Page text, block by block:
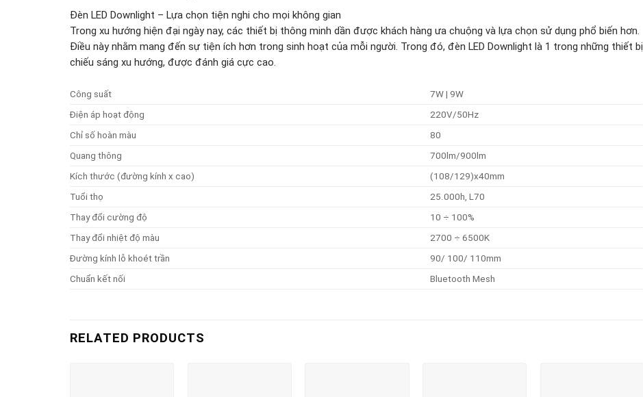
Đèn LED Downlight – Lựa chọn tiện nghi cho mọi không gian
Trong xu hướng hiện đại ngày nay, các thiết bị thông minh dần được khách hàng ưa chuộng và lựa chọn sử dụng phổ biến hơn.
Điều này nhằm mang đến sự tiện ích hơn trong sinh hoạt của mỗi người. Trong đó, đèn LED Downlight là 1 trong những thiết bị
chiếu sáng xu hướng, được đánh giá cực cao.
Công suất
7W | 9W
Điện áp hoạt động
220V/50Hz
Chỉ số hoàn màu
80
Quang thông
700lm/900lm
Kích thước (đường kính x cao)
(108/129)x40mm
Tuổi thọ
25.000h, L70
Thay đổi cường độ
10 ÷ 100%
Thay đổi nhiệt độ màu
2700 ÷ 6500K
Đường kính lỗ khoét trần
90/ 100/ 110mm
Chuẩn kết nối
Bluetooth Mesh
RELATED PRODUCTS